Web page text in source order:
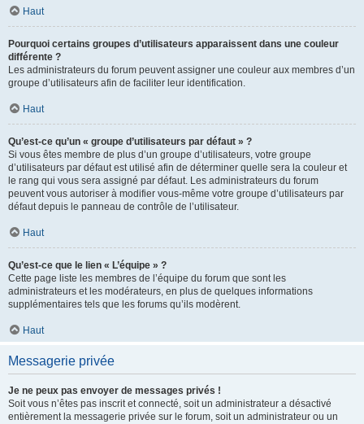
Haut
Pourquoi certains groupes d’utilisateurs apparaissent dans une couleur
différente ?
Les administrateurs du forum peuvent assigner une couleur aux membres d’un
groupe d’utilisateurs afin de faciliter leur identification.
Haut
Qu’est-ce qu’un « groupe d’utilisateurs par défaut » ?
Si vous êtes membre de plus d’un groupe d’utilisateurs, votre groupe
d’utilisateurs par défaut est utilisé afin de déterminer quelle sera la couleur et
le rang qui vous sera assigné par défaut. Les administrateurs du forum
peuvent vous autoriser à modifier vous-même votre groupe d’utilisateurs par
défaut depuis le panneau de contrôle de l’utilisateur.
Haut
Qu’est-ce que le lien « L’équipe » ?
Cette page liste les membres de l’équipe du forum que sont les
administrateurs et les modérateurs, en plus de quelques informations
supplémentaires tels que les forums qu’ils modèrent.
Haut
Messagerie privée
Je ne peux pas envoyer de messages privés !
Soit vous n’êtes pas inscrit et connecté, soit un administrateur a désactivé
entièrement la messagerie privée sur le forum, soit un administrateur ou un